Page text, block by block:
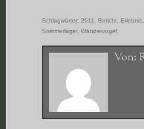
Schlagwörter: 2011 Bericht Erlebnis
Sommerlager, Wandervogel
Von: